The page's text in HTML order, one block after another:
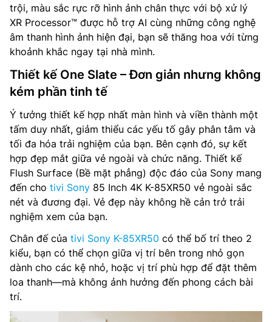
Hệ điều hành – Giao diện: Android TV
Bộ xử lý: XR Processor
Tổng công suất loa: 40 W
Loại loa: Acoustic Multi-Audio, Loa tweeter định vị âm
Tìm kiếm bằng giọng nói: Google Assistant (SG only)
Chia sẻ màn hình: Google Cast™, Apple AirPlay 2
Truyền thanh Kỹ thuật số: DVB-T2 (*VN: DVB-T2C)
Nguồn cấp điện: 50/60 Hz, 220 V – 240 V AC
Mức tiêu thụ nguồn (chế độ cờ): 0.5 W
Kết nối: Wifi 6, Bluetooth, HDMI, USB, Anynet+ (HDMI-
CEC), Ethernet (LAN), HDMI Audio Return Channel, HDMI
(High Frame Rate), RF In (Terrestrial / Cable input)
trội, màu sắc rực rỡ hình ảnh chân thực với bộ xử lý
XR Processor™ được hỗ trợ AI cùng những công nghệ
âm thanh hình ảnh hiện đại, bạn sẽ thăng hoa với từng
khoảnh khắc ngay tại nhà mình.
Thiết kế One Slate – Đơn giản nhưng không
kém phần tinh tế
Ý tưởng thiết kế hợp nhất màn hình và viền thành một
tấm duy nhất, giảm thiểu các yếu tố gây phân tâm và
tối đa hóa trải nghiệm của bạn. Bên cạnh đó, sự kết
hợp đẹp mắt giữa vẻ ngoài và chức năng. Thiết kế
Flush Surface (Bề mặt phẳng) độc đáo của Sony mang
đến cho tivi Sony 85 Inch 4K K-85XR50 vẻ ngoài sắc
nét và đương đại. Vẻ đẹp này không hề cản trở trải
nghiệm xem của bạn.
Chân đế của tivi Sony K-85XR50 có thể bố trí theo 2
kiểu, bạn có thể chọn giữa vị trí bên trong nhỏ gọn
dành cho các kệ nhỏ, hoặc vị trí phù hợp để đặt thêm
loa thanh—mà không ảnh hưởng đến phong cách bài
trí.